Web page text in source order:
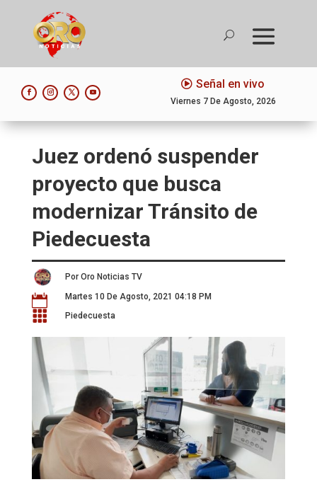
Señal en vivo
Viernes 7 De Agosto, 2026
Juez ordenó suspender
proyecto que busca
modernizar Tránsito de
Piedecuesta
Por Oro Noticias TV
 Martes 10 De Agosto, 2021 04:18 PM
 Piedecuesta